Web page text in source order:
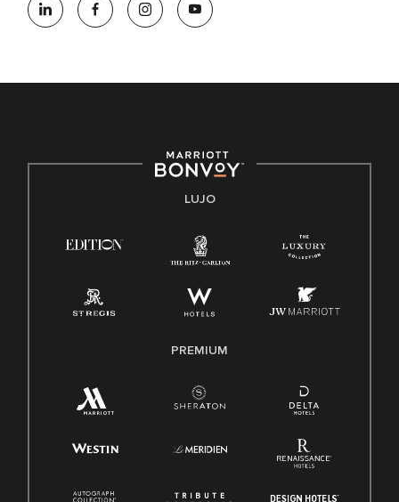
oportunidades que se compromete a contratar una fuerza
de trabajo diversa y a mantener una cultura inclusiva.
Derecho a trabajar inglés/español
Conozca sus derechos
Ley de licencia familiar y médica (FMLA)
LUJO
PREMIUM